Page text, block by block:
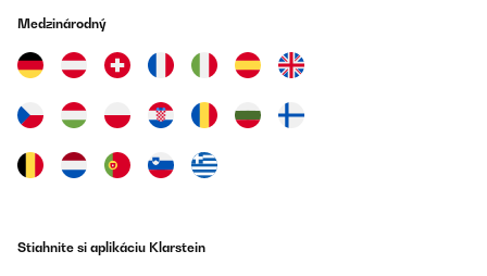
Medzinárodný
Stiahnite si aplikáciu Klarstein